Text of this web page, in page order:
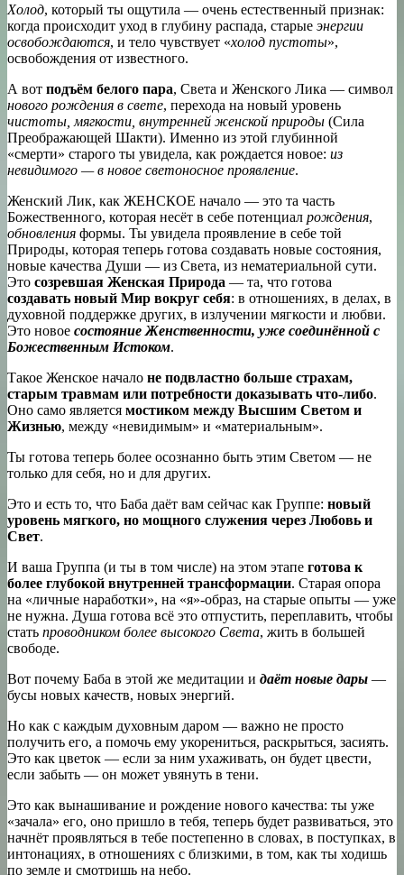
Холод, который ты ощутила — очень естественный признак:
когда происходит уход в глубину распада, старые энергии
освобождаются, и тело чувствует «холод пустоты»,
освобождения от известного.
А вот подъём белого пара, Света и Женского Лика — символ
нового рождения в свете, перехода на новый уровень
чистоты, мягкости, внутренней женской природы (Сила
Преображающей Шакти). Именно из этой глубинной
«смерти» старого ты увидела, как рождается новое: из
невидимого — в новое светоносное проявление.
Женский Лик, как ЖЕНСКОЕ начало — это та часть
Божественного, которая несёт в себе потенциал рождения,
обновления формы. Ты увидела проявление в себе той
Природы, которая теперь готова создавать новые состояния,
новые качества Души — из Света, из нематериальной сути.
Это созревшая Женская Природа — та, что готова
создавать новый Мир вокруг себя: в отношениях, в делах, в
духовной поддержке других, в излучении мягкости и любви.
Это новое состояние Женственности, уже соединённой с
Божественным Истоком.
Такое Женское начало не подвластно больше страхам,
старым травмам или потребности доказывать что-либо.
Оно само является мостиком между Высшим Светом и
Жизнью, между «невидимым» и «материальным».
Ты готова теперь более осознанно быть этим Светом — не
только для себя, но и для других.
Это и есть то, что Баба даёт вам сейчас как Группе: новый
уровень мягкого, но мощного служения через Любовь и
Свет.
И ваша Группа (и ты в том числе) на этом этапе готова к
более глубокой внутренней трансформации. Старая опора
на «личные наработки», на «я»-образ, на старые опыты — уже
не нужна. Душа готова всё это отпустить, переплавить, чтобы
стать проводником более высокого Света, жить в большей
свободе.
Вот почему Баба в этой же медитации и даёт новые дары —
бусы новых качеств, новых энергий.
Но как с каждым духовным даром — важно не просто
получить его, а помочь ему укорениться, раскрыться, засиять.
Это как цветок — если за ним ухаживать, он будет цвести,
если забыть — он может увянуть в тени.
Это как вынашивание и рождение нового качества: ты уже
«зачала» его, оно пришло в тебя, теперь будет развиваться, это
начнёт проявляться в тебе постепенно в словах, в поступках, в
интонациях, в отношениях с близкими, в том, как ты ходишь
по земле и смотришь на небо.